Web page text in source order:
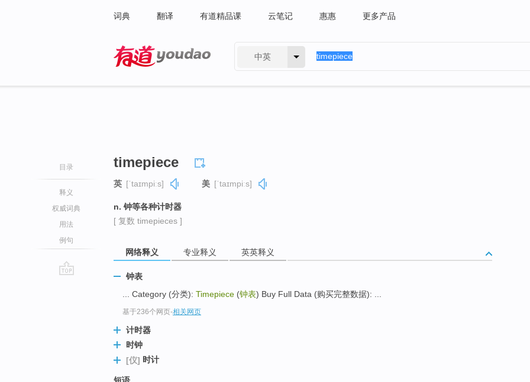
词典 翻译 有道精品课 云笔记 惠惠 更多产品
中英
目录
释义
权威词典
用法
例句
timepiece
英 [ˈtaɪmpiːs] 美 [ˈtaɪmpiːs]
n. 钟等各种计时器
[ 复数 timepieces ]
网络释义 专业释义 英英释义
钟表
... Category (分类): Timepiece (钟表) Buy Full Data (购买完整数据): ...
基于236个网页-相关网页
计时器
时钟
[仪] 时计